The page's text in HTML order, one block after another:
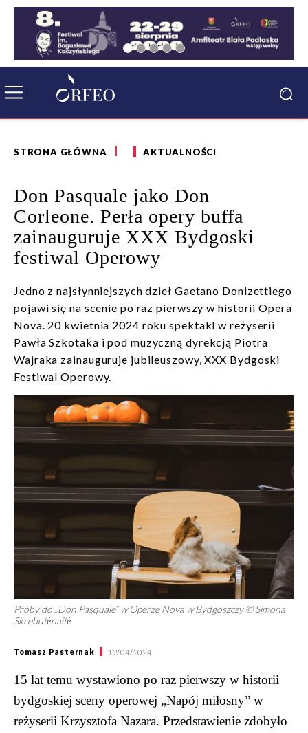
STRONA GŁÓWNA AKTUALNOŚCI
Don Pasquale jako Don
Corleone. Perła opery buffa
zainauguruje XXX Bydgoski
festiwal Operowy
Jedno z najsłynniejszych dzieł Gaetano Donizettiego
pojawi się na scenie po raz pierwszy w historii Opera
Nova. 20 kwietnia 2024 roku spektakl w reżyserii
Pawła Szkotaka i pod muzyczną dyrekcją Piotra
Wajraka zainauguruje jubileuszowy, XXX Bydgoski
Festiwal Operowy.
Próby do „Don Pasquale” w Operze Nova w Bydgoszczy © Simona
Skrebutėnaitė
Tomasz Pasternak 12/04/2024
15 lat temu wystawiono po raz pierwszy w historii
bydgoskiej sceny operowej „Napój miłosny” w
reżyserii Krzysztofa Nazara. Przedstawienie zdobyło